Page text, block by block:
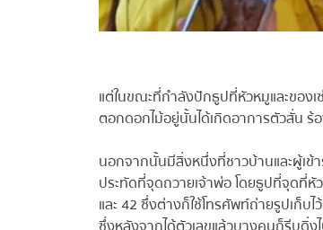
แต่ในขณะที่กำลังปักธูปที่หัวหมูและของ
ตอกดอกไม้อยู่นั้นได้เกิดอาการตัวสั่น
นอกจากนั้นมีสิ่งหนึ่งที่ชาวบ้านและผู้เข้
ประทัดที่จุดถวายเจ้าพ่อ โดยธูปที่จุดที่
และ 42 ซึ่งต่างก็ใช้โทรศัพท์ถ่ายรูปเก็บ